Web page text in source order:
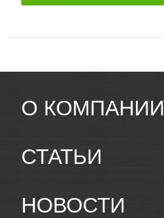
О КОМПАНИИ
СТАТЬИ
НОВОСТИ